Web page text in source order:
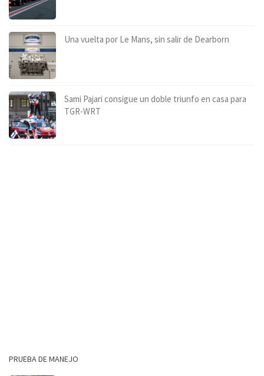
Una vuelta por Le Mans, sin salir de Dearborn
Sami Pajari consigue un doble triunfo en casa para
TGR-WRT
PRUEBA DE MANEJO